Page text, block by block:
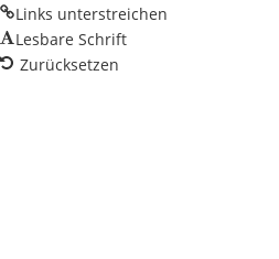
Links unterstreichen
Lesbare Schrift
Zurücksetzen